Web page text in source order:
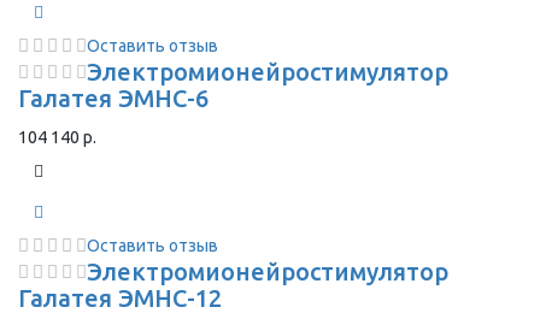
Оставить отзыв
Электромионейростимулятор
Галатея ЭМНС-6
104 140 р.
Оставить отзыв
Электромионейростимулятор
Галатея ЭМНС-12